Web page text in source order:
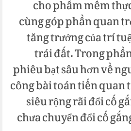
cho phầm mềm
cùng góp phần quan
tăng trưởng của trí
trái đất. Trong
phiêu bạt sâu hơn về
công bài toán tiến
siêu rộng rãi đổi cố
chưa chuyển đổi cố